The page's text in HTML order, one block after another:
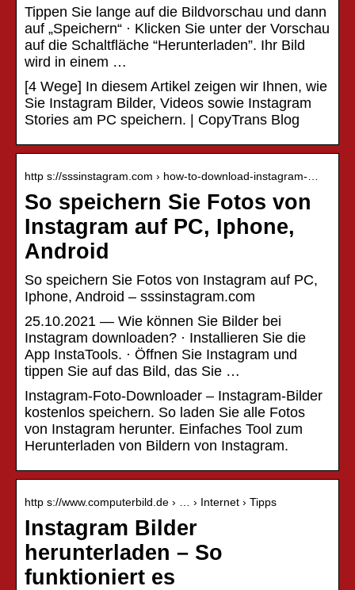
Tippen Sie lange auf die Bildvorschau und dann
auf „Speichern“ · Klicken Sie unter der Vorschau
auf die Schaltfläche “Herunterladen”. Ihr Bild
wird in einem …
[4 Wege] In diesem Artikel zeigen wir Ihnen, wie
Sie Instagram Bilder, Videos sowie Instagram
Stories am PC speichern. | CopyTrans Blog
http s://sssinstagram.com › how-to-download-instagram-…
So speichern Sie Fotos von
Instagram auf PC, Iphone,
Android
So speichern Sie Fotos von Instagram auf PC,
Iphone, Android – sssinstagram.com
25.10.2021 — Wie können Sie Bilder bei
Instagram downloaden? · Installieren Sie die
App InstaTools. · Öffnen Sie Instagram und
tippen Sie auf das Bild, das Sie …
Instagram-Foto-Downloader – Instagram-Bilder
kostenlos speichern. So laden Sie alle Fotos
von Instagram herunter. Einfaches Tool zum
Herunterladen von Bildern von Instagram.
http s://www.computerbild.de › … › Internet › Tipps
Instagram Bilder
herunterladen – So
funktioniert es